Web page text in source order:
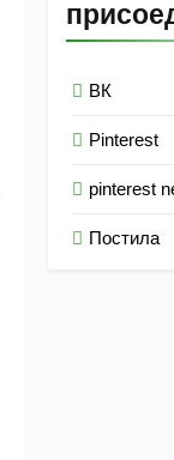
ВК
Pinterest
pinterest
Постила